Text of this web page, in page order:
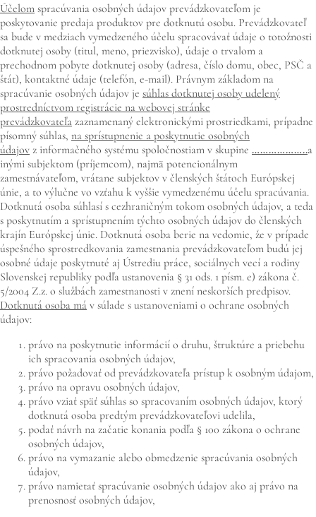
Účelom spracúvania osobných údajov prevádzkovateľom je
poskytovanie predaja produktov pre dotknutú osobu. Prevádzkovateľ
sa bude v medziach vymedzeného účelu spracovávať údaje o totožnosti
dotknutej osoby (titul, meno, priezvisko), údaje o trvalom a
prechodnom pobyte dotknutej osoby (adresa, číslo domu, obec, PSČ a
štát), kontaktné údaje (telefón, e-mail). Právnym základom na
spracúvanie osobných údajov je súhlas dotknutej osoby udelený
prostredníctvom registrácie na webovej stránke
prevádzkovateľa zaznamenaný elektronickými prostriedkami, prípadne
písomný súhlas, na sprístupnenie a poskytnutie osobných
údajov z informačného systému spoločnostiam v skupine ………………..a
inými subjektom (príjemcom), najmä potencionálnym
zamestnávateľom, vrátane subjektov v členských štátoch Európskej
únie, a to výlučne vo vzťahu k vyššie vymedzenému účelu spracúvania.
Dotknutá osoba súhlasí s cezhraničným tokom osobných údajov, a teda
s poskytnutím a sprístupnením týchto osobných údajov do členských
krajín Európskej únie. Dotknutá osoba berie na vedomie, že v prípade
úspešného sprostredkovania zamestnania prevádzkovateľom budú jej
osobné údaje poskytnuté aj Ústrediu práce, sociálnych vecí a rodiny
Slovenskej republiky podľa ustanovenia § 31 ods. 1 písm. e) zákona č.
5/2004 Z.z. o službách zamestnanosti v znení neskorších predpisov.
Dotknutá osoba má v súlade s ustanoveniami o ochrane osobných
údajov:
právo na poskytnutie informácií o druhu, štruktúre a priebehu
ich spracovania osobných údajov,
právo požadovať od prevádzkovateľa prístup k osobným údajom,
právo na opravu osobných údajov,
právo vziať späť súhlas so spracovaním osobných údajov, ktorý
dotknutá osoba predtým prevádzkovateľovi udelila,
podať návrh na začatie konania podľa § 100 zákona o ochrane
osobných údajov,
právo na vymazanie alebo obmedzenie spracúvania osobných
údajov,
právo namietať spracúvanie osobných údajov ako aj právo na
prenosnosť osobných údajov,